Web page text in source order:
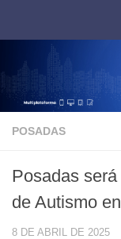
POSADAS
Posadas
de Autismo
8 DE ABRIL DE 2025